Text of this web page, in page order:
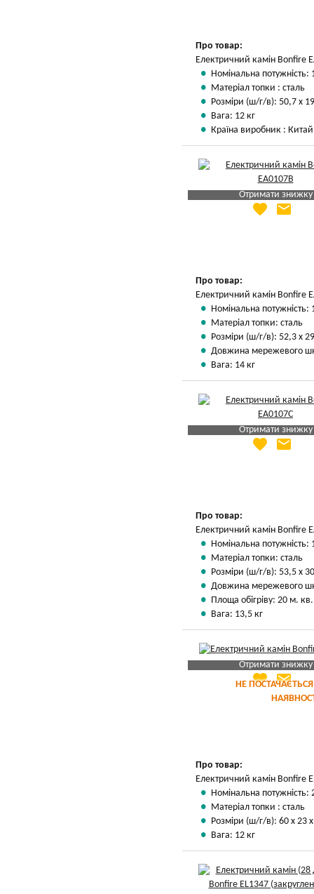
Про товар:
Електричний камін Bonfire
Номінальна потужність:
Матеріал топки : сталь
Розміри (ш/г/в): 50,7 х
Вага: 12 кг
Країна виробник : Китай
Отримати знижку
Яка Ваша ціна
favorite email
Про товар:
Електричний камін Bonfire
Номінальна потужність:
Матеріал топки: сталь
Розміри (ш/г/в): 52,3 х
Довжина мережевого
Вага: 14 кг
Отримати знижку
Яка Ваша ціна
favorite email
Про товар:
Електричний камін Bonfire
Номінальна потужність:
Матеріал топки: сталь
Розміри (ш/г/в): 53,5 х
Довжина мережевого
Площа обігріву: 20 м. кв.
Вага: 13,5 кг
НЕ
Отримати знижку
Яка Ваша ціна ?
Вказати мою ціну
favorite email
Про товар:
Електричний камін Bonfire
Номінальна потужність:
Матеріал топки : сталь
Розміри (ш/г/в): 60 х 23
Вага: 12 кг